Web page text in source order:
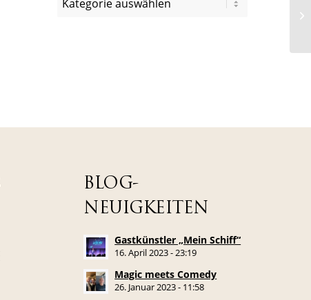
BLOG-
NEUIGKEITEN
Gastkünstler „Mein Schiff“
16. April 2023 - 23:19
Magic meets Comedy
26. Januar 2023 - 11:58